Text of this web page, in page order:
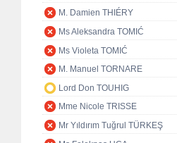
M. Damien THIÉRY
Ms Aleksandra TOMIĆ
Ms Violeta TOMIĆ
M. Manuel TORNARE
Lord Don TOUHIG
Mme Nicole TRISSE
Mr Yıldırım Tuğrul TÜRKEŞ